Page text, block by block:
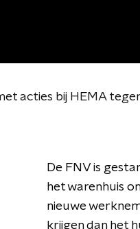
acties bij HEMA
De FNV is
het warenhuis
nieuwe
krijgen dan het